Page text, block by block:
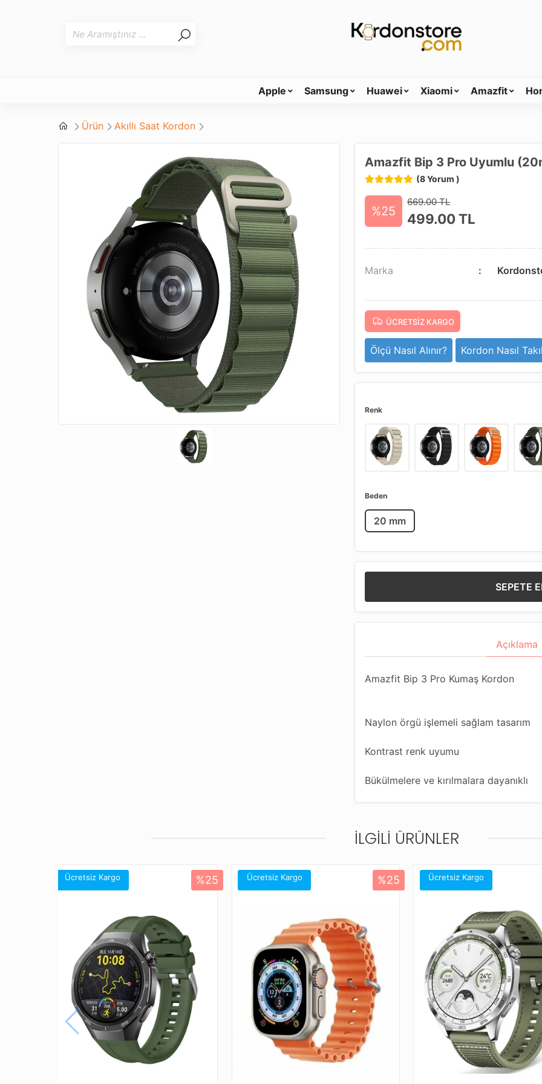
Apple Samsung Huawei Xiaomi Amazfit
Ürün Akıllı Saat Kordon
Amazfit Bip 3 Pro Uyumlu
(8 Yorum )
%25
669.00 TL
499.00TL
Marka
ÜCRETSIZ KARGO
Ölçü Nasıl Alınır? Kordon Nasıl
Renk
Beden
20 mm
SEPETE
Açıklama
Amazfit Bip 3 Pro Kumaş Kordon
Naylon örgü işlemeli sağlam tasarım
Kontrast renk uyumu
Bükülmelere ve kırılmalara dayanıklı
Farklı renk seçenekleriyle saatinize
Amazfit Active
Amazfit Bip 3
Amazfit Bip U Pro
Amazfit Cheetah (Square)
Amazfit GTR (42mm)
Amazfit GTR Mini
Amazfit GTS 2
Amazfit GTS 2 Mini
Amazfit GTS 2e
Amazfit GTS 3
Amazfit GTS 4 Mini
Amazfit Pace (42mm)
İLGILI ÜRÜNLER
Ücretsiz Kargo %25 Ücretsiz Kargo %25 Ücretsiz Kargo